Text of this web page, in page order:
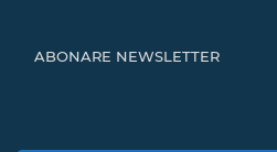
ABONARE NEWSLETTER